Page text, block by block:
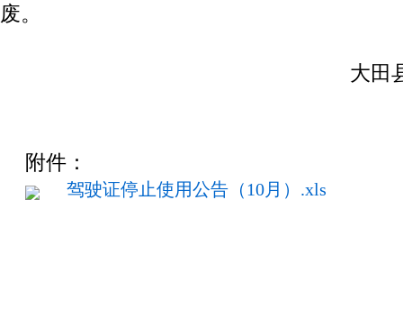
废。
大田
附件：
驾驶证停止使用公告（10月）.xls